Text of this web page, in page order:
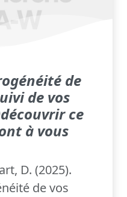
de
de vos
ce
à vous
D. (2025).
de vos